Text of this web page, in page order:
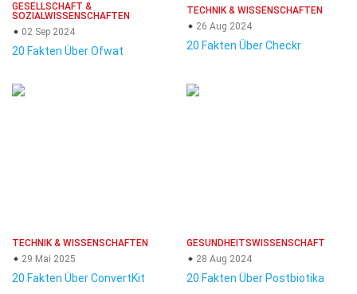
GESELLSCHAFT &
SOZIALWISSENSCHAFTEN
02 Sep 2024
20 Fakten Über Ofwat
TECHNIK & WISSENSCHAFTEN
26 Aug 2024
20 Fakten Über Checkr
TECHNIK & WISSENSCHAFTEN
29 Mai 2025
20 Fakten Über ConvertKit
GESUNDHEITSWISSENSCHAFT
28 Aug 2024
20 Fakten Über Postbiotika